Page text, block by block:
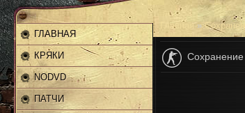
ГЛАВНАЯ
КРЯКИ
NODVD
ПАТЧИ
Главная»